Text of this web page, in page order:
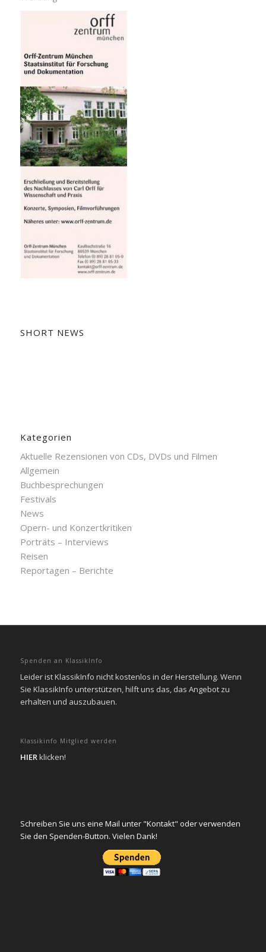
SHORT NEWS
Kategorien
Aktuelle Rezensionen von CDs, DVDs und Filmen
Allgemein
Buchbesprechungen
Festivals
News
Opern- und Konzertkritiken
Porträts – Interviews
Reisen
Reportagen – Berichte
Spenden an KlassikInfo
Leider ist KlassikInfo nicht kostenlos in der Herstellung. Wenn
Sie KlassikInfo unterstützen, hilft uns das, das Angebot zu
erhalten und auszubauen.
Klassikinfo Mitglied werden
HIERklicken!
Schreiben Sie uns eine Mail unter "Kontakt" oder verwenden
Sie den Spenden-Button. Vielen Dank!